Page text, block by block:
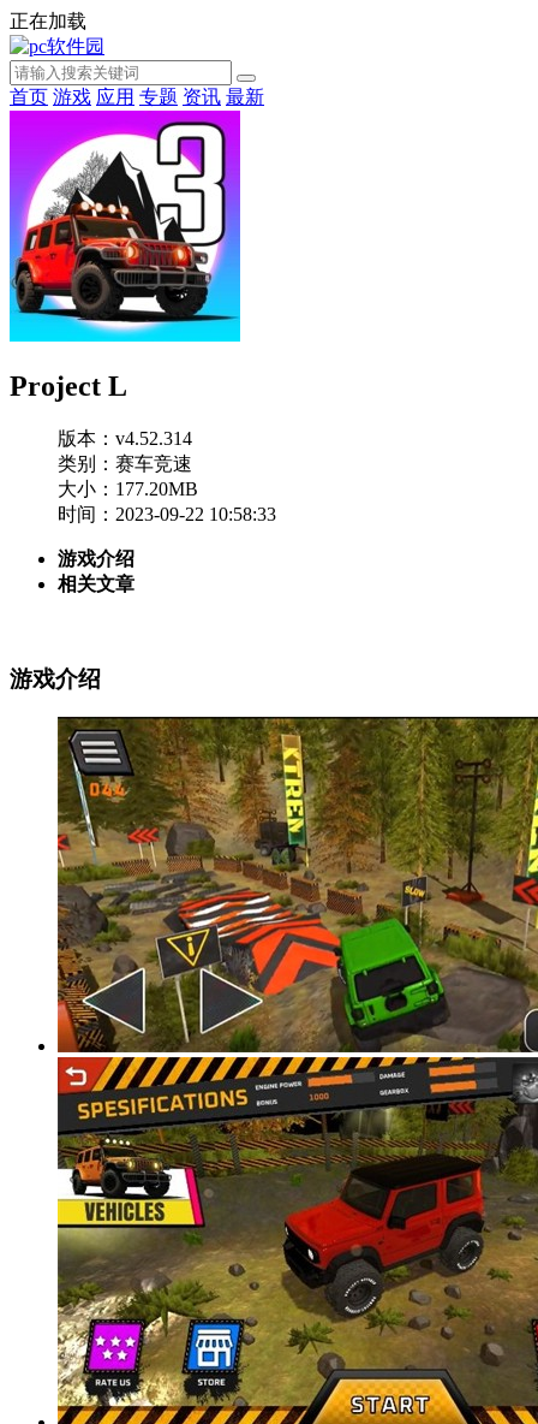
正在加载
首页 游戏 应用 专题 资讯 最新
Project L
版本：v4.52.314
类别：赛车竞速
大小：177.20MB
时间：2023-09-22 10:58:33
游戏介绍
相关文章
游戏介绍